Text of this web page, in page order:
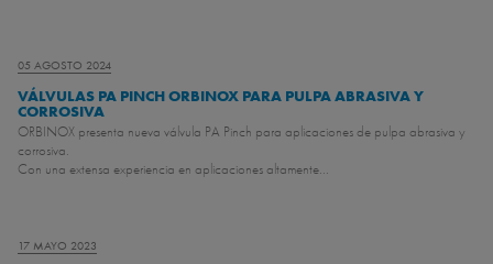
05 AGOSTO 2024
VÁLVULAS PA PINCH ORBINOX PARA PULPA ABRASIVA Y
CORROSIVA
ORBINOX presenta nueva válvula PA Pinch para aplicaciones de pulpa abrasiva y
corrosiva.
Con una extensa experiencia en aplicaciones altamente...
17 MAYO 2023